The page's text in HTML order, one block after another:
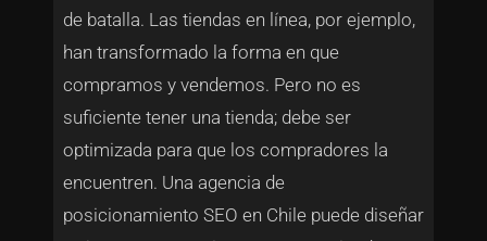
de batalla. Las tiendas en línea, por ejemplo,
han transformado la forma en que
compramos y vendemos. Pero no es
suficiente tener una tienda; debe ser
optimizada para que los compradores la
encuentren. Una agencia de
posicionamiento SEO en Chile puede diseñar